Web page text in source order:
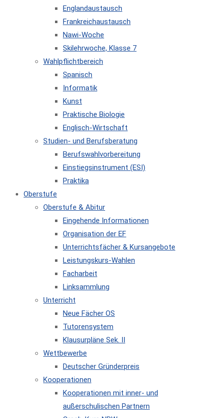
Englandaustausch
Frankreichaustausch
Nawi-Woche
Skilehrwoche, Klasse 7
Wahlpflichtbereich
Spanisch
Informatik
Kunst
Praktische Biologie
Englisch-Wirtschaft
Studien- und Berufsberatung
Berufswahlvorbereitung
Einstiegsinstrument (ESI)
Praktika
Oberstufe
Oberstufe & Abitur
Eingehende Informationen
Organisation der EF
Unterrichtsfächer & Kursangebote
Leistungskurs-Wahlen
Facharbeit
Linksammlung
Unterricht
Neue Fächer OS
Tutorensystem
Klausurpläne Sek. II
Wettbewerbe
Deutscher Gründerpreis
Kooperationen
Kooperationen mit inner- und
außerschulischen Partnern